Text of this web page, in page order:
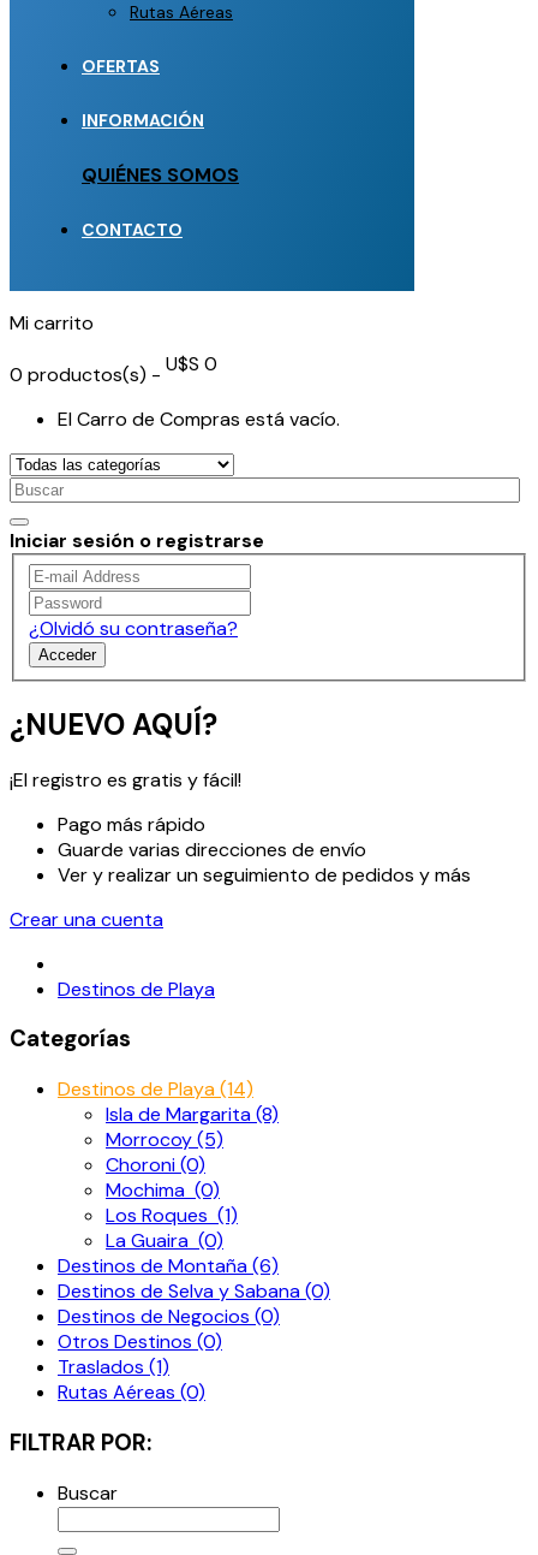
Rutas Aéreas
OFERTAS
INFORMACIÓN
QUIÉNES SOMOS
CONTACTO
Mi carrito
0 productos(s) - U$S 0
El Carro de Compras está vacío.
Iniciar sesión o registrarse
¿Olvidó su contraseña?
Acceder
¿NUEVO AQUÍ?
¡El registro es gratis y fácil!
Pago más rápido
Guarde varias direcciones de envío
Ver y realizar un seguimiento de pedidos y más
Crear una cuenta
Destinos de Playa
Categorías
Destinos de Playa (14)
Isla de Margarita (8)
Morrocoy (5)
Choroni (0)
Mochima (0)
Los Roques (1)
La Guaira (0)
Destinos de Montaña (6)
Destinos de Selva y Sabana (0)
Destinos de Negocios (0)
Otros Destinos (0)
Traslados (1)
Rutas Aéreas (0)
FILTRAR POR:
Buscar